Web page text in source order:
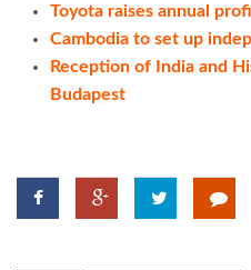
GLOBOBOOK
Toyota raises annual
Cambodia to set up
Reception of India and
Budapest